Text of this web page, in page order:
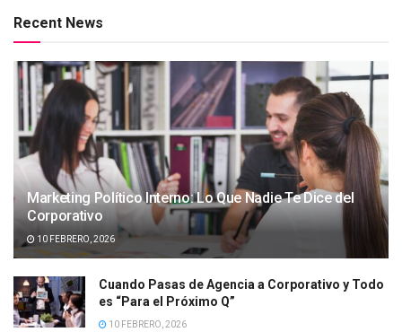
Recent News
Marketing Político Interno: Lo Que Nadie Te Dice del
Corporativo
10 FEBRERO, 2026
Cuando Pasas de Agencia a Corporativo y Todo
es “Para el Próximo Q”
10 FEBRERO, 2026